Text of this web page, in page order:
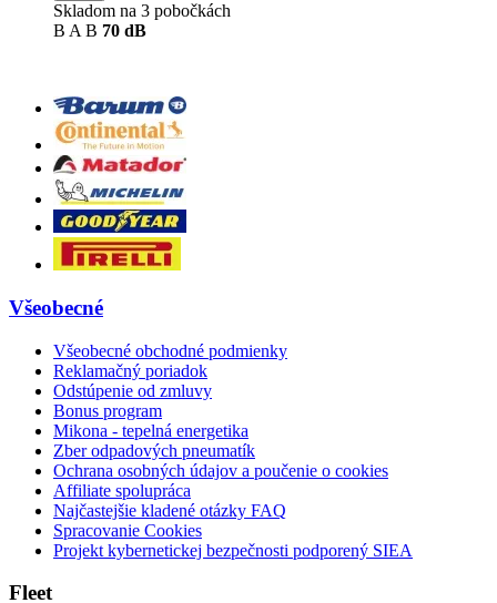
Skladom na 3 pobočkách
B A B 70 dB
Všeobecné
Všeobecné obchodné podmienky
Reklamačný poriadok
Odstúpenie od zmluvy
Bonus program
Mikona - tepelná energetika
Zber odpadových pneumatík
Ochrana osobných údajov a poučenie o cookies
Affiliate spolupráca
Najčastejšie kladené otázky FAQ
Spracovanie Cookies
Projekt kybernetickej bezpečnosti podporený SIEA
Fleet